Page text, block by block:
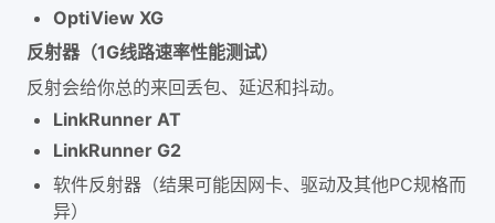
OptiView XG
反射器（1G线路速率性能测试）
反射会给你总的来回丢包、延迟和抖动。
LinkRunner AT
LinkRunner G2
软件反射器（结果可能因网卡、驱动及其他PC规格而
异）